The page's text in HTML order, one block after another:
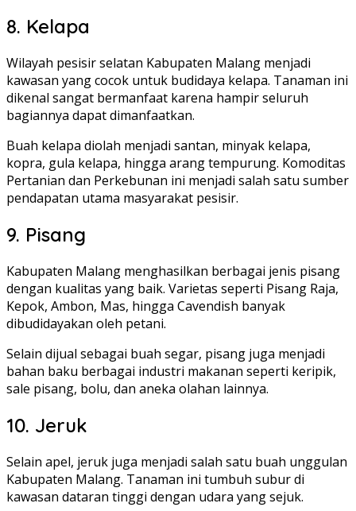
8. Kelapa
Wilayah pesisir selatan Kabupaten Malang menjadi
kawasan yang cocok untuk budidaya kelapa. Tanaman ini
dikenal sangat bermanfaat karena hampir seluruh
bagiannya dapat dimanfaatkan.
Buah kelapa diolah menjadi santan, minyak kelapa,
kopra, gula kelapa, hingga arang tempurung. Komoditas
Pertanian dan Perkebunan ini menjadi salah satu sumber
pendapatan utama masyarakat pesisir.
9. Pisang
Kabupaten Malang menghasilkan berbagai jenis pisang
dengan kualitas yang baik. Varietas seperti Pisang Raja,
Kepok, Ambon, Mas, hingga Cavendish banyak
dibudidayakan oleh petani.
Selain dijual sebagai buah segar, pisang juga menjadi
bahan baku berbagai industri makanan seperti keripik,
sale pisang, bolu, dan aneka olahan lainnya.
10. Jeruk
Selain apel, jeruk juga menjadi salah satu buah unggulan
Kabupaten Malang. Tanaman ini tumbuh subur di
kawasan dataran tinggi dengan udara yang sejuk.